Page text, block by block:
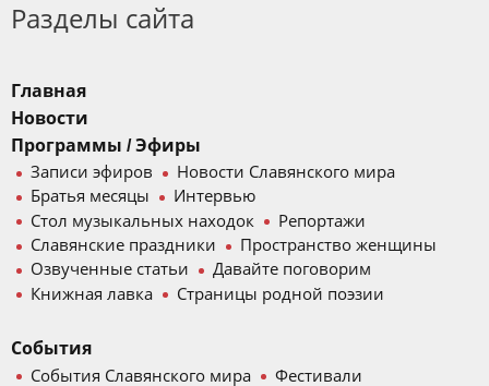
Разделы сайта
Главная
Новости
Программы / Эфиры
Записи эфиров
Новости Славянского мира
Братья месяцы
Интервью
Стол музыкальных находок
Репортажи
Славянские праздники
Пространство женщины
Озвученные статьи
Давайте поговорим
Книжная лавка
Страницы родной поэзии
События
События Славянского мира
Фестивали